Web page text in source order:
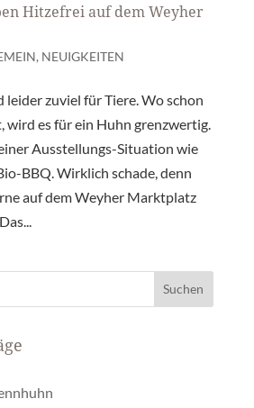
Hitzefrei auf dem Weyher
, NEUIGKEITEN
leider zuviel für Tiere. Wo schon
wird es für ein Huhn grenzwertig.
Ausstellungs-Situation wie
BBQ. Wirklich schade, denn
auf dem Weyher Marktplatz